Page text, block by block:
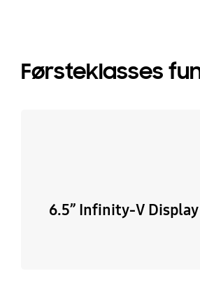
Førsteklasses
6.5” Infinity-V Display